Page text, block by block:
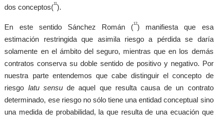
dos conceptos(11).
En este sentido Sánchez Román (12) manifiesta que esa
estimación restringida que asimila riesgo a pérdida se daría
solamente en el ámbito del seguro, mientras que en los demás
contratos conserva su doble sentido de positivo y negativo. Por
nuestra parte entendemos que cabe distinguir el concepto de
riesgo latu sensude aquel que resulta causa de un contrato
determinado, ese riesgo no sólo tiene una entidad conceptual sino
una medida de probabilidad, la que resulta de una ecuación que